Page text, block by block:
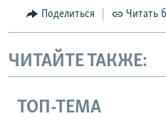
Поделиться Читать
ЧИТАЙТЕ ТАКЖЕ:
ТОП-ТЕМА